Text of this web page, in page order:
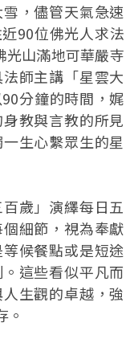
，儘管天氣急速
90位佛光人求法
光山滿地可華嚴寺
師主講「星雲大
分鐘的時間，娓
教與言教的所見
生心繫眾生的星
歲」演繹每日五
細節，視為奉獻
候餐點或是短途
這些看似平凡而
生觀的卓越，強
。